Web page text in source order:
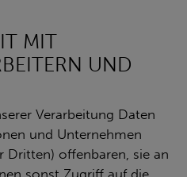
MIT
UND
Verarbeitung Daten
und Unternehmen
Dritten) offenbaren, sie an
sonst Zugriff auf die